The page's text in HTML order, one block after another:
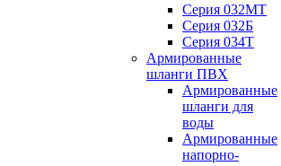
Серия 032МТ
Серия 032Б
Серия 034Т
Армированные
шланги ПВХ
Армированные
шланги для
воды
Армированные
напорно-